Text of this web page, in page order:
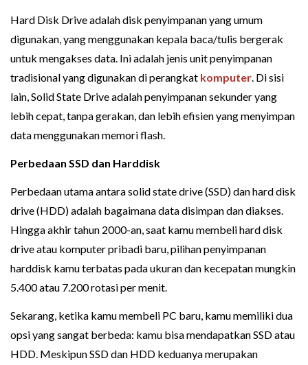
Hard Disk Drive adalah disk penyimpanan yang umum
digunakan, yang menggunakan kepala baca/tulis bergerak
untuk mengakses data. Ini adalah jenis unit penyimpanan
tradisional yang digunakan di perangkat komputer. Di sisi
lain, Solid State Drive adalah penyimpanan sekunder yang
lebih cepat, tanpa gerakan, dan lebih efisien yang menyimpan
data menggunakan memori flash.
Perbedaan SSD dan Harddisk
Perbedaan utama antara solid state drive (SSD) dan hard disk
drive (HDD) adalah bagaimana data disimpan dan diakses.
Hingga akhir tahun 2000-an, saat kamu membeli hard disk
drive atau komputer pribadi baru, pilihan penyimpanan
harddisk kamu terbatas pada ukuran dan kecepatan mungkin
5.400 atau 7.200 rotasi per menit.
Sekarang, ketika kamu membeli PC baru, kamu memiliki dua
opsi yang sangat berbeda: kamu bisa mendapatkan SSD atau
HDD. Meskipun SSD dan HDD keduanya merupakan